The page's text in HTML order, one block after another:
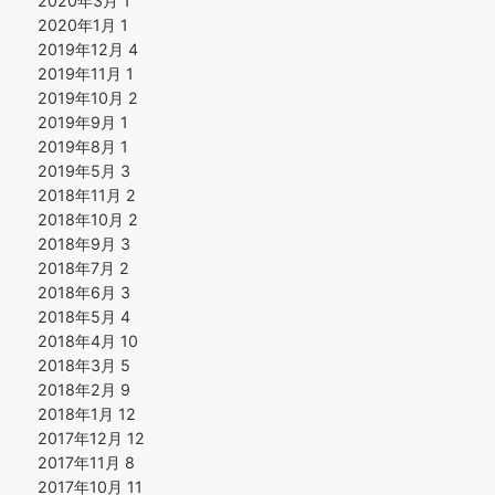
2020年1月 1
2019年12月 4
2019年11月 1
2019年10月 2
2019年9月 1
2019年8月 1
2019年5月 3
2018年11月 2
2018年10月 2
2018年9月 3
2018年7月 2
2018年6月 3
2018年5月 4
2018年4月 10
2018年3月 5
2018年2月 9
2018年1月 12
2017年12月 12
2017年11月 8
2017年10月 11